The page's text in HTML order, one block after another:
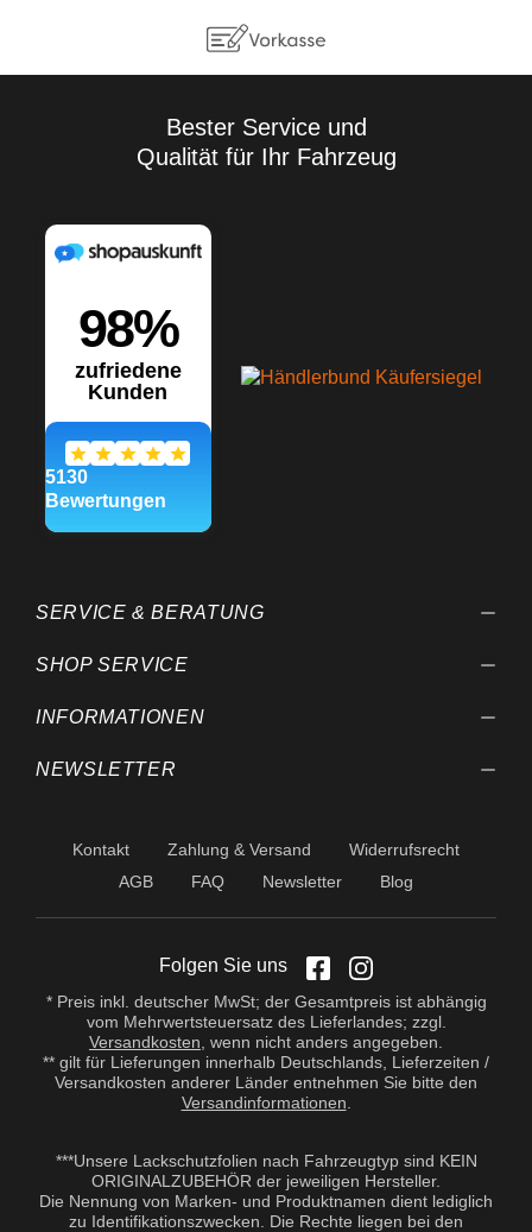
Bester Service und
Qualität für Ihr Fahrzeug
SERVICE & BERATUNG
SHOP SERVICE
INFORMATIONEN
NEWSLETTER
Kontakt Zahlung & Versand
Widerrufsrecht
AGB
FAQ Newsletter Blog
Folgen Sie uns
* Preis inkl. deutscher MwSt; der Gesamtpreis ist abhängig
vom Mehrwertsteuersatz des Lieferlandes; zzgl.
Versandkosten , wenn nicht anders angegeben.
** gilt für Lieferungen innerhalb Deutschlands, Lieferzeiten /
Versandkosten anderer Länder entnehmen Sie bitte den
Versandinformationen
***Unsere Lackschutzfolien nach Fahrzeugtyp sind KEIN
ORIGINALZUBEHÖR der jeweiligen Hersteller.
Die Nennung von Marken- und Produktnamen dient lediglich
zu Identifikationszwecken. Die Rechte liegen bei den